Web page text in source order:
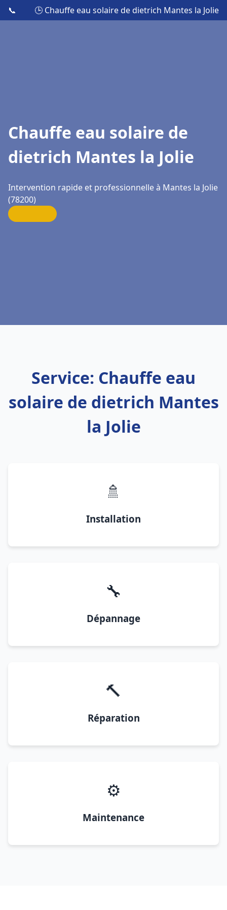
📞 🕒 Chauffe eau solaire de dietrich Mantes la Jolie
Chauffe eau solaire de
dietrich Mantes la Jolie
Intervention rapide et professionnelle à Mantes la Jolie
(78200)
Service: Chauffe eau
solaire de dietrich Mantes
la Jolie
🚿
Installation
🔧
Dépannage
🔨
Réparation
⚙️
Maintenance